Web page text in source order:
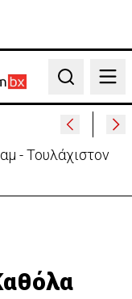
Search
- Τουλάχιστον